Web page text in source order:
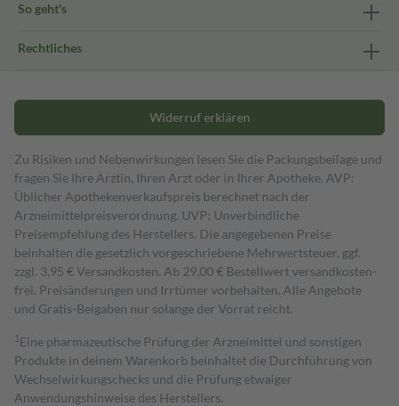
So geht's
Rechtliches
Widerruf erklären
Zu Risiken und Nebenwirkungen lesen Sie die Packungsbeilage und
fragen Sie Ihre Ärztin, Ihren Arzt oder in Ihrer Apotheke. AVP:
Üblicher Apothekenverkaufspreis berechnet nach der
Arzneimittelpreisverordnung. UVP: Unverbindliche
Preisempfehlung des Herstellers. Die angegebenen Preise
beinhalten die gesetzlich vorgeschriebene Mehrwertsteuer, ggf.
zzgl. 3,95 € Versandkosten. Ab 29,00 € Bestell­wert versand­kosten­
frei. Preisänderungen und Irrtümer vorbehalten. Alle Angebote
und Gratis-Beigaben nur solange der Vorrat reicht.
1 Eine pharmazeutische Prüfung der Arzneimittel und sonstigen
Produkte in deinem Warenkorb beinhaltet die Durchführung von
Wechselwirkungschecks und die Prüfung etwaiger
Anwendungshinweise des Herstellers.